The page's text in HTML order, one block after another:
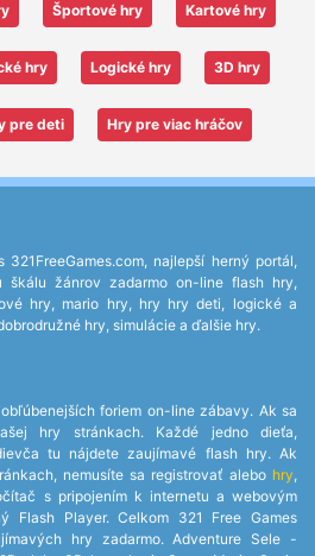
Športové hry Kartové hry
hry Logické hry 3D hry
pre deti Hry pre viac hráčov
najlepší herný portál,
škálu žánrov zadarmo on-line flash hry,
hry, mario hry, hry hry deti, logické a
hry, simulácie a ďalšie hry.
foriem on-line zábavy. Ak sa
hry stránkach. Každé jedno dieťa,
tu nájdete zaujímavé flash hry. Ak
nemusíte sa registrovať alebo hry,
s pripojením k internetu a webovým
Flash Player. Celkom 321 Free Games
hry zadarmo. Adventure Sele -